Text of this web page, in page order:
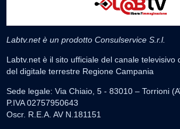
Labtv.net è un prodotto Consulservice S.r.l.
Labtv.net è il sito ufficiale del canale televisivo
del digitale terrestre Regione Campania
Sede legale: Via Chiaio, 5 - 83010 – Torrioni
P.IVA 02757950643
Oscr. R.E.A. AV N.181151